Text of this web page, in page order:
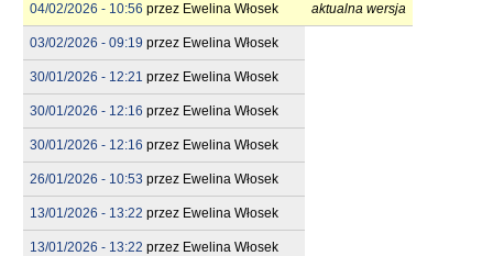
04/02/2026 - 10:56 przez Ewelina Włosek aktualna wersja
03/02/2026 - 09:19 przez Ewelina Włosek
30/01/2026 - 12:21 przez Ewelina Włosek
30/01/2026 - 12:16 przez Ewelina Włosek
30/01/2026 - 12:16 przez Ewelina Włosek
26/01/2026 - 10:53 przez Ewelina Włosek
13/01/2026 - 13:22 przez Ewelina Włosek
13/01/2026 - 13:22 przez Ewelina Włosek